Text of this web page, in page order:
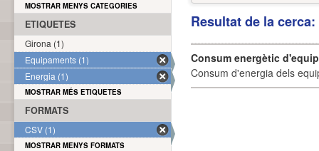
Resultat de la
Consum energètic
Consum d'energia dels
MOSTRAR MENYS CATEGORIES
ETIQUETES
Girona (1)
Equipaments (1)
Energia (1)
MOSTRAR MÉS ETIQUETES
FORMATS
CSV (1)
MOSTRAR MENYS FORMATS